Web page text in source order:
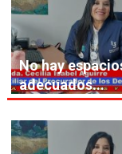
No hay
adecuados...